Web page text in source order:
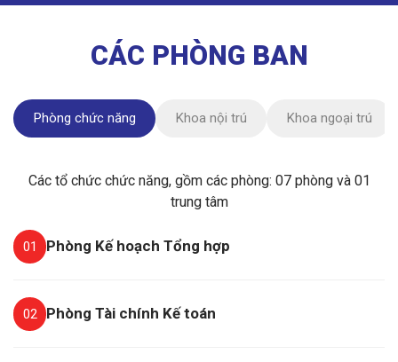
CÁC PHÒNG BAN
Phòng chức năng Khoa nội trú Khoa ngoại trú
Các tổ chức chức năng, gồm các phòng: 07 phòng và 01
trung tâm
01 Phòng Kế hoạch Tổng hợp
02 Phòng Tài chính Kế toán